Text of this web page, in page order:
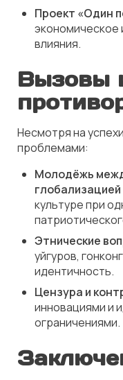
Проект «Один
экономическое
влияния.
Вызовы
Несмотря на
проблемами:
Молодёжь
глобализацией
культуре при
Этнические
уйгуров,
идентичность.
Цензура и
инновациями и
ограничениями.